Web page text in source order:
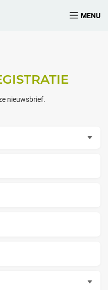
MENU
nieuwsbrief.